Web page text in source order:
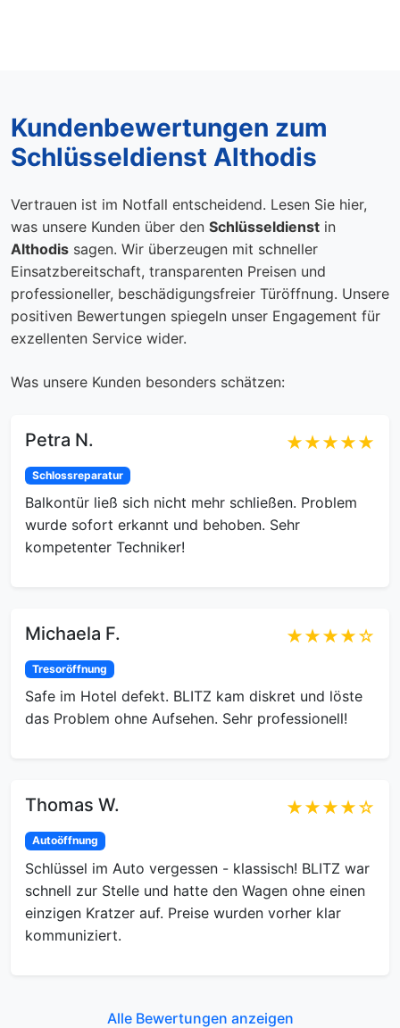
Kundenbewertungen zum
Schlüsseldienst Althodis
Vertrauen ist im Notfall entscheidend. Lesen Sie hier,
was unsere Kunden über den Schlüsseldienst in
Althodis sagen. Wir überzeugen mit schneller
Einsatzbereitschaft, transparenten Preisen und
professioneller, beschädigungsfreier Türöffnung. Unsere
positiven Bewertungen spiegeln unser Engagement für
exzellenten Service wider.
Was unsere Kunden besonders schätzen:
Petra N. ★★★★★
Schlossreparatur
Balkontür ließ sich nicht mehr schließen. Problem
wurde sofort erkannt und behoben. Sehr
kompetenter Techniker!
Michaela F. ★★★★☆
Tresoröffnung
Safe im Hotel defekt. BLITZ kam diskret und löste
das Problem ohne Aufsehen. Sehr professionell!
Thomas W. ★★★★☆
Autoöffnung
Schlüssel im Auto vergessen - klassisch! BLITZ war
schnell zur Stelle und hatte den Wagen ohne einen
einzigen Kratzer auf. Preise wurden vorher klar
kommuniziert.
Alle Bewertungen anzeigen